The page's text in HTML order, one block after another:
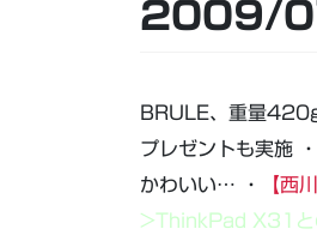
2009/
BRULE、重量
プレゼントも実施 ・
かわいい… ・
【西
>ThinkPad X31と